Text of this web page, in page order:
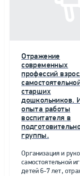
Отражение
современных
профессий
старших
дошкольников.
опыта работы
воспитателя в
группы.
Организация и
самостоятельной
детей 6-7 лет,